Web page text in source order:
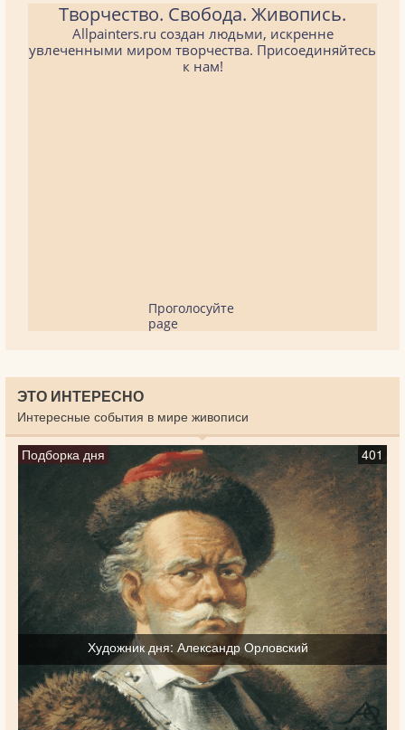
Творчество. Свобода. Живопись.
Allpainters.ru создан людьми, искренне
увлеченными миром творчества. Присоединяйтесь
к нам!
Проголосуйте
page
ЭТО ИНТЕРЕСНО
Интересные события в мире живописи
Подборка дня 401
Художник дня: Александр Орловский